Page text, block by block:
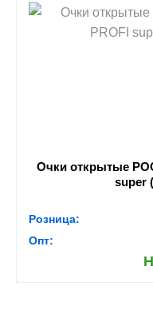
Очки открытые
super
Розница:
Опт: